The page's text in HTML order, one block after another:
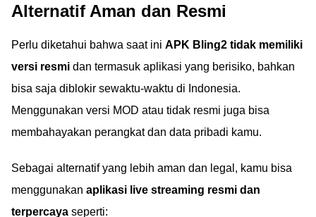
Alternatif Aman dan Resmi
Perlu diketahui bahwa saat ini APK Bling2 tidak memiliki
versi resmi dan termasuk aplikasi yang berisiko, bahkan
bisa saja diblokir sewaktu-waktu di Indonesia.
Menggunakan versi MOD atau tidak resmi juga bisa
membahayakan perangkat dan data pribadi kamu.
Sebagai alternatif yang lebih aman dan legal, kamu bisa
menggunakan aplikasi live streaming resmi dan
terpercaya seperti: